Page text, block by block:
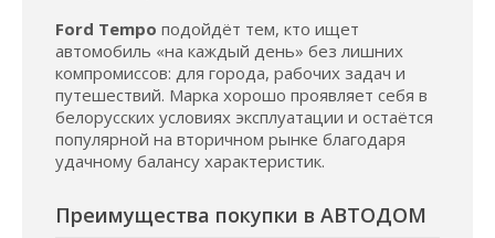
Ford Tempo подойдёт тем, кто ищет
автомобиль «на каждый день» без лишних
компромиссов: для города, рабочих задач и
путешествий. Марка хорошо проявляет себя в
белорусских условиях эксплуатации и остаётся
популярной на вторичном рынке благодаря
удачному балансу характеристик.
Преимущества покупки в АВТОДОМ